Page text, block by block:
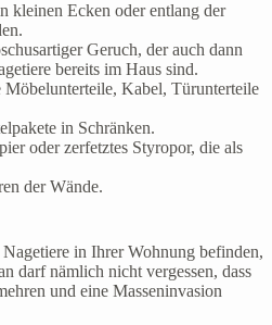
kleinen Ecken oder entlang der
Geruch, der auch dann
bereits im Haus sind.
Kabel, Türunterteile
in Schränken.
oder zerfetztes Styropor, die als
der Wände.
in Ihrer Wohnung befinden,
darf nämlich nicht vergessen, dass
und eine Masseninvasion